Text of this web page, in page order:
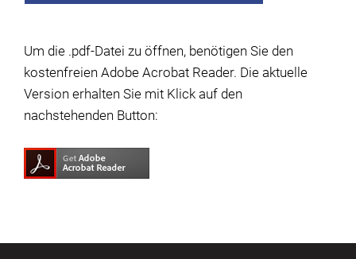
Um die .pdf-Datei zu öffnen, benötigen Sie den
kostenfreien Adobe Acrobat Reader. Die aktuelle
Version erhalten Sie mit Klick auf den
nachstehenden Button: